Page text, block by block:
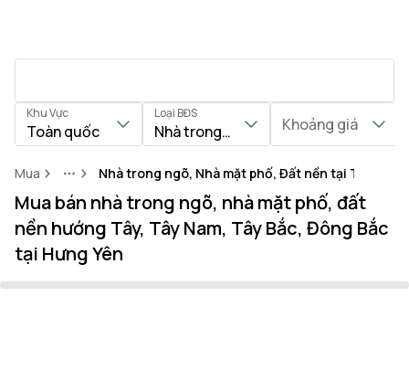
Khu Vực
Toàn quốc
Loại BĐS
Nhà trong ngõ, Nhà mặt phố, Đất nền
Khoảng giá
Mua MoreNhà trong ngõ, Nhà mặt phố, Đất nền tại Tỉnh
Mua bán nhà trong ngõ, nhà mặt phố, đất
nền hướng Tây, Tây Nam, Tây Bắc, Đông Bắc
tại Hưng Yên